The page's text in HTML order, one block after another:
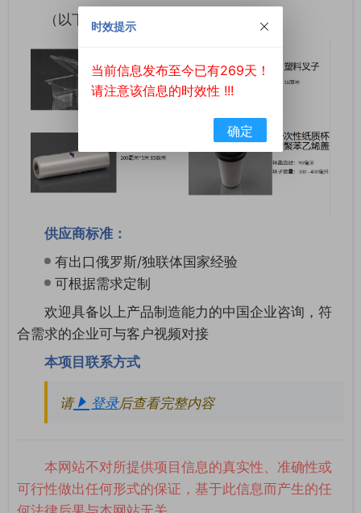
（以下为产品参考图）
供应商标准：
有出口俄罗斯/独联体国家经验
可根据需求定制
欢迎具备以上产品制造能力的中国企业咨询，符
合需求的企业可与客户视频对接
本项目联系方式
请 登录后查看完整内容
本网站不对所提供项目信息的真实性、准确性或
可行性做出任何形式的保证，基于此信息而产生的任
时效提示
当前信息发布至今已有269天！
请注意该信息的时效性 !!!
确定